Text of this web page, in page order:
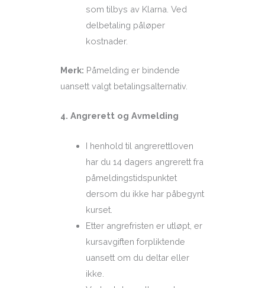
som tilbys av Klarna. Ved
delbetaling påløper
kostnader.
Merk: Påmelding er bindende
uansett valgt betalingsalternativ.
4. Angrerett og Avmelding
I henhold til angrerettloven
har du 14 dagers angrerett fra
påmeldingstidspunktet
dersom du ikke har påbegynt
kurset.
Etter angrefristen er utløpt, er
kursavgiften forpliktende
uansett om du deltar eller
ikke.